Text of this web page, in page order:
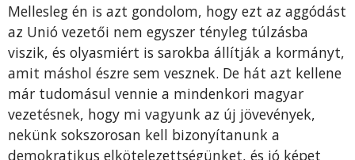
Mellesleg én is azt gondolom, hogy ezt az aggódást
az Unió vezetői nem egyszer tényleg túlzásba
viszik, és olyasmiért is sarokba állítják a kormányt,
amit máshol észre sem vesznek. De hát azt kellene
már tudomásul vennie a mindenkori magyar
vezetésnek, hogy mi vagyunk az új jövevények,
nekünk sokszorosan kell bizonyítanunk a
demokratikus elkötelezettségünket, és jó képet